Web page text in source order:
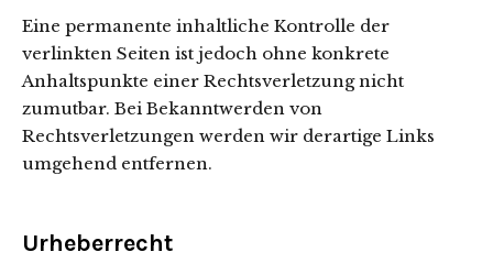
Eine permanente inhaltliche Kontrolle der
verlinkten Seiten ist jedoch ohne konkrete
Anhaltspunkte einer Rechtsverletzung nicht
zumutbar. Bei Bekanntwerden von
Rechtsverletzungen werden wir derartige Links
umgehend entfernen.
Urheberrecht